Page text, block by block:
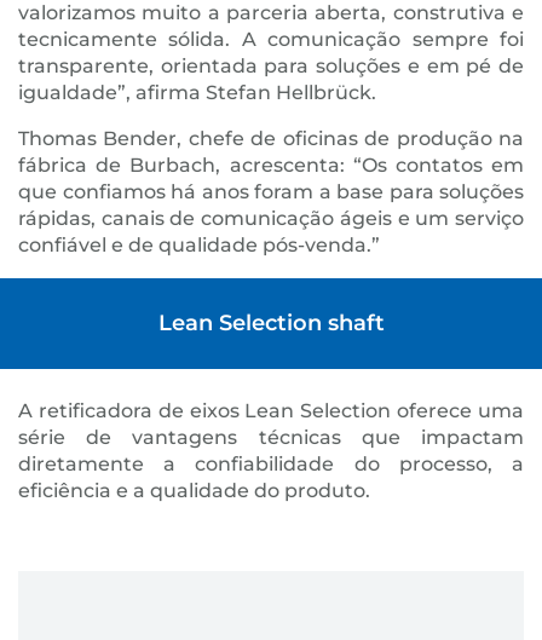
valorizamos muito a parceria aberta, construtiva e
tecnicamente sólida. A comunicação sempre foi
transparente, orientada para soluções e em pé de
igualdade”, afirma Stefan Hellbrück.
Thomas Bender, chefe de oficinas de produção na
fábrica de Burbach, acrescenta: “Os contatos em
que confiamos há anos foram a base para soluções
rápidas, canais de comunicação ágeis e um serviço
confiável e de qualidade pós-venda.”
Lean Selection shaft
A retificadora de eixos Lean Selection oferece uma
série de vantagens técnicas que impactam
diretamente a confiabilidade do processo, a
eficiência e a qualidade do produto.